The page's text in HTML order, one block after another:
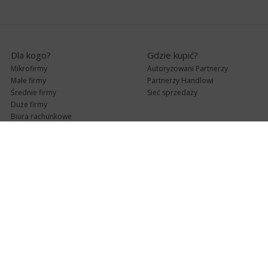
Dla kogo?
Mikrofirmy
Małe firmy
Średnie firmy
Duże firmy
Biura rachunkowe
Gdzie kupić?
Autoryzowani Partnerzy
Partnerzy Handlowi
Sieć sprzedaży